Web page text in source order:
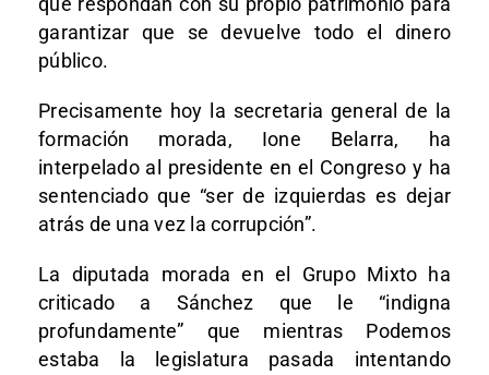
garantizar que se devuelve todo el dinero
público.
Precisamente hoy la secretaria general de la
formación morada, Ione Belarra, ha
interpelado al presidente en el Congreso y ha
sentenciado que “ser de izquierdas es dejar
atrás de una vez la corrupción”.
La diputada morada en el Grupo Mixto ha
criticado a Sánchez que le “indigna
profundamente” que mientras Podemos
estaba la legislatura pasada intentando